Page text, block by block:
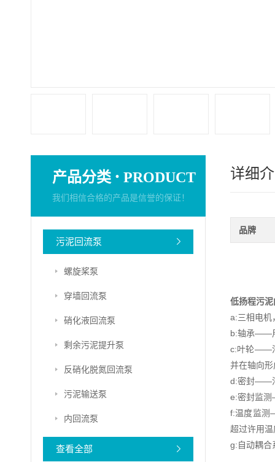
产品分类 · PRODUCT
我们相信合格的产品是信誉的保证！
污泥回流泵
螺旋桨泵
穿墙回流泵
硝化液回流泵
剩余污泥提升泵
反硝化脱氮回流泵
污泥输送泵
内回流泵
查看全部
详细
品牌
低扬程污
a:三相电机
b:轴承——
c:叶轮——
并在轴向
d:密封——
e:密封监测
f:温度监测
超过许用
g:自动耦